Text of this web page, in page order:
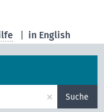
in English
× Suche